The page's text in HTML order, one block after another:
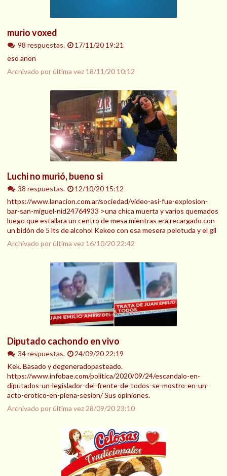
murio voxed
98 respuestas.
17/11/20 19:21
eso anon
Archivado por última vez 18/11/20 10:12
Luchi no murió, bueno si
38 respuestas.
12/10/20 15:12
https://www.lanacion.com.ar/sociedad/video-asi-fue-explosion-
bar-san-miguel-nid24764933 >una chica muerta y varios quemados
luego que estallara un centro de mesa mientras era recargado con
un bidón de 5 lts de alcohol Kekeo con esa mesera pelotuda y el gil
Archivado por última vez 16/10/20 22:42
Diputado cachondo en vivo
34 respuestas.
24/09/20 22:19
Kek. Basado y degeneradopasteado.
https://www.infobae.com/politica/2020/09/24/escandalo-en-
diputados-un-legislador-del-frente-de-todos-se-mostro-en-un-
acto-erotico-en-plena-sesion/ Sus opiniones.
Archivado por última vez 28/09/20 23:10